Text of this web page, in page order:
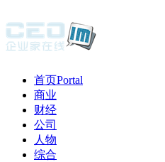
首页Portal
商业
财经
公司
人物
综合